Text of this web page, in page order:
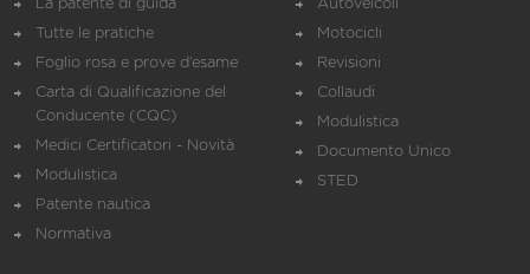
La patente di guida
Tutte le pratiche
Foglio rosa e prove d’esame
Carta di Qualificazione del
Conducente (CQC)
Medici Certificatori - Novità
Modulistica
Patente nautica
Normativa
Autoveicoli
Motocicli
Revisioni
Collaudi
Modulistica
Documento Unico
STED